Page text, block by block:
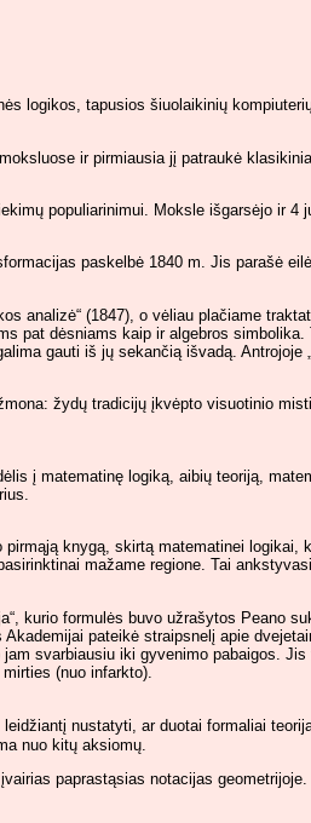
logikos, tapusios šiuolaikinių
ir pirmiausia jį patraukė
populiarinimui. Moksle išgarsėjo ir 4
paskelbė 1840 m. Jis parašė
analizė“ (1847), o vėliau plačiame
pat dėsniams kaip ir algebros
gauti iš jų sekančią išvadą. Antrojoje
žydų tradicijų įkvėpto visuotinio
į matematinę logiką, aibių teoriją,
knygą, skirtą matematinei logikai,
mažame regione. Tai
kurio formulės buvo užrašytos Peano
pateikė straipsnelį apie
svarbiausiu iki gyvenimo pabaigos. Jis
(nuo infarkto).
nustatyti, ar duotai formaliai
nuo kitų aksiomų.
paprastąsias notacijas geometrijoje.